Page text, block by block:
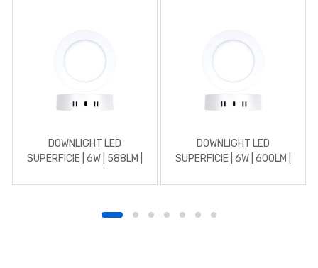
DOWNLIGHT LED
SUPERFICIE | 6W | 588LM |
BLANCO
DOWNLIGHT LED
SUPERFICIE | 6W | 600LM |